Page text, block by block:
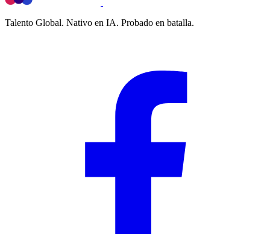
Talento Global. Nativo en IA. Probado en batalla.